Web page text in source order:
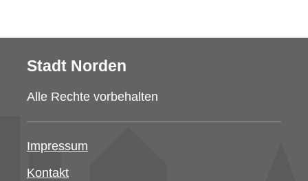
Stadt Norden
Alle Rechte vorbehalten
Impressum
Kontakt